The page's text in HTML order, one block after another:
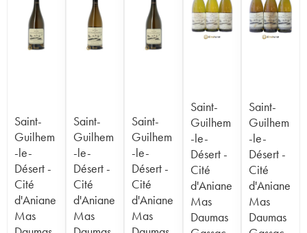
Saint-
Guilhem
-le-
Désert -
Cité
d'Aniane
Mas
Saint-
Guilhem
-le-
Désert -
Cité
d'Aniane
Mas
Saint-
Guilhem
-le-
Désert -
Cité
d'Aniane
Mas
Saint-
Guilhem
-le-
Désert -
Cité
d'Aniane
Mas
Daumas
Saint-
Guilhem
-le-
Désert -
Cité
d'Aniane
Mas
Daumas